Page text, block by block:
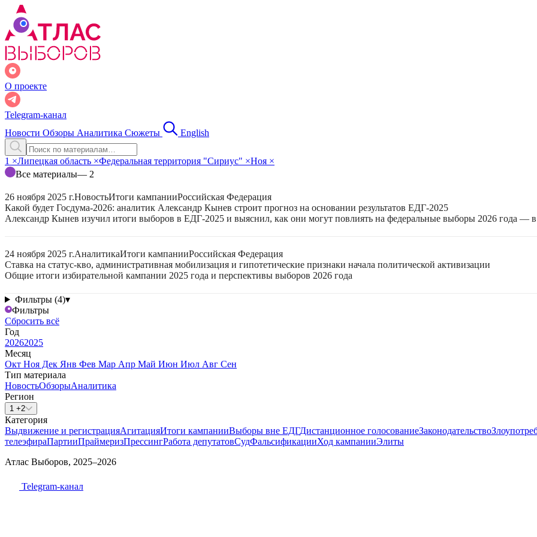
О проекте
Telegram-канал
Новости Обзоры Аналитика Сюжеты English
1 ×Липецкая область ×Федеральная территория "Сириус" ×Ноя ×
Все материалы— 2
26 ноября 2025 г.НовостьИтоги кампанииРоссийская Федерация
Какой будет Госдума-2026: аналитик Александр Кынев строит прогноз на основании результатов ЕДГ-2025
Александр Кынев изучил итоги выборов в ЕДГ-2025 и выяснил, как они могут повлиять на федеральные выборы 2026 года —
24 ноября 2025 г.АналитикаИтоги кампанииРоссийская Федерация
Ставка на статус-кво, административная мобилизация и гипотетические признаки начала политической активизации
Общие итоги избирательной кампании 2025 года и перспективы выборов 2026 года
Фильтры (4)▾
Фильтры
Сбросить всё
Год
20262025
Месяц
Окт Ноя Дек Янв Фев Мар Апр Май Июн Июл Авг Сен
Тип материала
НовостьОбзорыАналитика
Регион
1 +2
Категория
Выдвижение и регистрацияАгитацияИтоги кампанииВыборы вне ЕДГДистанционное голосованиеЗаконодательство
телеэфираПартииПраймеризПрессингРабота депутатовСудФальсификацииХод кампанииЭлиты
Атлас Выборов, 2025–2026
Telegram-канал